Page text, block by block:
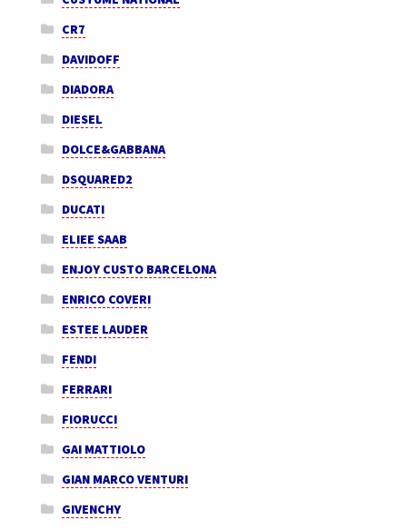
CR7
DAVIDOFF
DIADORA
DIESEL
DOLCE&GABBANA
DSQUARED2
DUCATI
ELIEE SAAB
ENJOY CUSTO BARCELONA
ENRICO COVERI
ESTEE LAUDER
FENDI
FERRARI
FIORUCCI
GAI MATTIOLO
GIAN MARCO VENTURI
GIVENCHY